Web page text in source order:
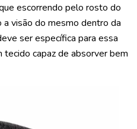
escorrendo pelo rosto do
a visão do mesmo dentro da
ser específica para essa
capaz de absorver bem